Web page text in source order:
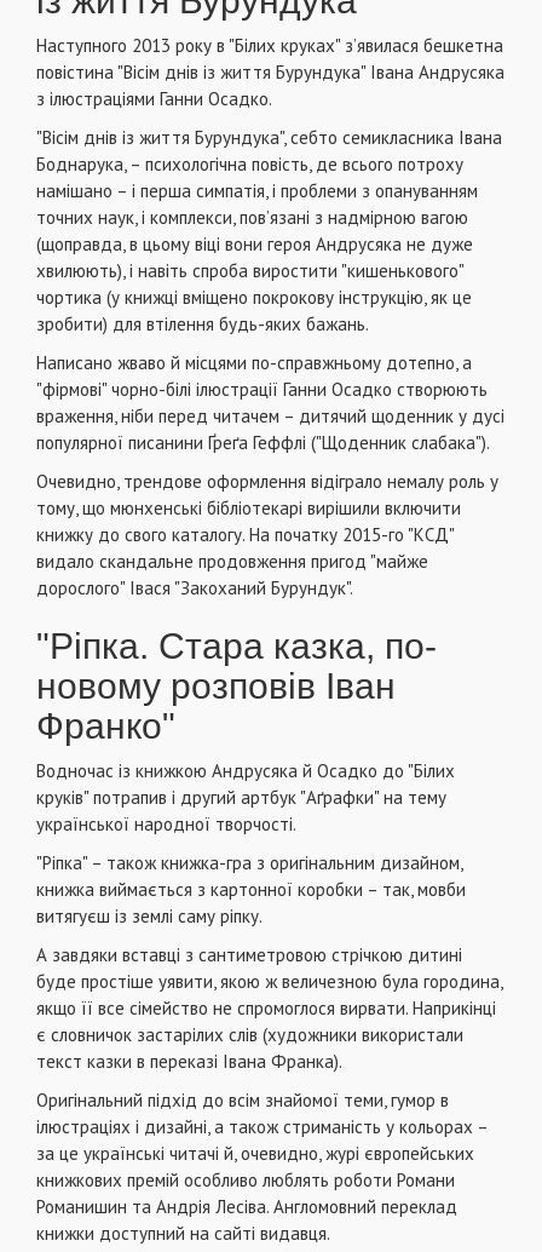
Наступного 2013 року в "Білих круках" з’явилася бешкетна
повістина "Вісім днів із життя Бурундука" Івана Андрусяка
з ілюстраціями Ганни Осадко.
"Вісім днів із життя Бурундука", себто семикласника Івана
Боднарука, – психологічна повість, де всього потроху
намішано – і перша симпатія, і проблеми з опануванням
точних наук, і комплекси, пов’язані з надмірною вагою
(щоправда, в цьому віці вони героя Андрусяка не дуже
хвилюють), і навіть спроба виростити "кишенькового"
чортика (у книжці вміщено покрокову інструкцію, як це
зробити) для втілення будь-яких бажань.
Написано жваво й місцями по-справжньому дотепно, а
"фірмові" чорно-білі ілюстрації Ганни Осадко створюють
враження, ніби перед читачем – дитячий щоденник у дусі
популярної писанини Ґреґа Геффлі ("Щоденник слабака").
Очевидно, трендове оформлення відіграло немалу роль у
тому, що мюнхенські бібліотекарі вирішили включити
книжку до свого каталогу. На початку 2015-го "КСД"
видало скандальне продовження пригод "майже
дорослого" Івася "Закоханий Бурундук".
"Ріпка. Стара казка, по-
новому розповів Іван
Франко"
Водночас із книжкою Андрусяка й Осадко до "Білих
круків" потрапив і другий артбук "Аґрафки" на тему
української народної творчості.
"Ріпка" – також книжка-гра з оригінальним дизайном,
книжка виймається з картонної коробки – так, мовби
витягуєш із землі саму ріпку.
А завдяки вставці з сантиметровою стрічкою дитині
буде простіше уявити, якою ж величезною була городина,
якщо її все сімейство не спромоглося вирвати. Наприкінці
є словничок застарілих слів (художники використали
текст казки в переказі Івана Франка).
Оригінальний підхід до всім знайомої теми, гумор в
ілюстраціях і дизайні, а також стриманість у кольорах –
за це українські читачі й, очевидно, журі європейських
книжкових премій особливо люблять роботи Романи
Романишин та Андрія Лесіва. Англомовний переклад
книжки доступний на сайті видавця.